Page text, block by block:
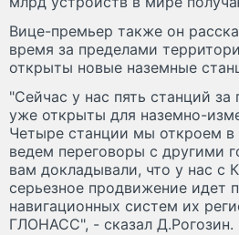
Вице-премьер также он
время за пределами
открыты новые наземные
"Сейчас у нас пять станций
уже открыты для наземно-
Четыре станции мы откроем
ведем переговоры с другими
вам докладывали, что у нас с
серьезное продвижение идет
навигационных систем их
ГЛОНАСС", - сказал Д.Рогозин.